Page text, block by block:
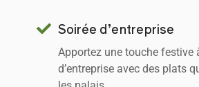
Soirée d’entreprise
Apportez une touche festive
d’entreprise avec des plats